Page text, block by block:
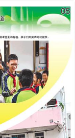
下一版